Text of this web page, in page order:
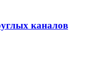
каналов